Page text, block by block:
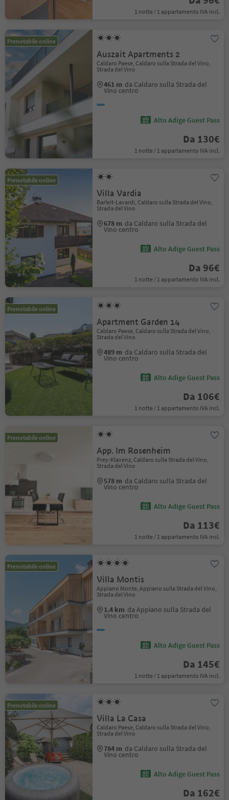
1 notte / 1 appartamento IVA incl.
Prenotabile online
Auszait Apartments 2
Caldaro Paese, Caldaro sulla Strada del Vino,
Strada del Vino
461 m da Caldaro sulla Strada del
Vino centro
Alto Adige Guest Pass
Da 130€
1 notte / 1 appartamento IVA incl.
Prenotabile online
Villa Vardia
Barleit-Lavardi, Caldaro sulla Strada del Vino,
Strada del Vino
678 m da Caldaro sulla Strada del
Vino centro
Alto Adige Guest Pass
Da 96€
1 notte / 1 appartamento IVA incl.
Prenotabile online
Apartment Garden 14
Caldaro Paese, Caldaro sulla Strada del Vino,
Strada del Vino
489 m da Caldaro sulla Strada del
Vino centro
Alto Adige Guest Pass
Da 106€
1 notte / 1 appartamento IVA incl.
Prenotabile online
App. Im Rosenheim
Prey-Klavenz, Caldaro sulla Strada del Vino,
Strada del Vino
578 m da Caldaro sulla Strada del
Vino centro
Alto Adige Guest Pass
Da 113€
1 notte / 1 appartamento IVA incl.
Prenotabile online
Villa Montis
Appiano Monte, Appiano sulla Strada del Vino,
Strada del Vino
1.4 km da Appiano sulla Strada del
Vino centro
Alto Adige Guest Pass
Da 145€
1 notte / 1 appartamento IVA incl.
Prenotabile online
Villa La Casa
Caldaro Paese, Caldaro sulla Strada del Vino,
Strada del Vino
784 m da Caldaro sulla Strada del
Vino centro
Alto Adige Guest Pass
Da 162€